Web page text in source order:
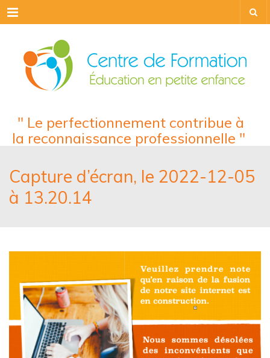
Menu
" Le perfectionnement contribue à
la reconnaissance professionnelle "
Capture d’écran, le 2022-12-05
à 13.20.14